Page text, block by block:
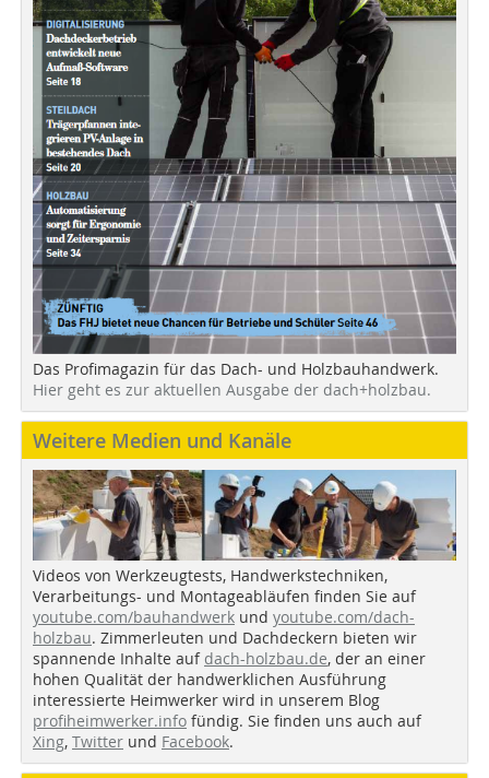
Das Profimagazin für das Dach- und Holzbauhandwerk.
Hier geht es zur aktuellen Ausgabe der dach+holzbau.
Weitere Medien und Kanäle
Videos von Werkzeugtests, Handwerkstechniken,
Verarbeitungs- und Montageabläufen finden Sie auf
youtube.com/bauhandwerk und youtube.com/dach-
holzbau. Zimmerleuten und Dachdeckern bieten wir
spannende Inhalte auf dach-holzbau.de, der an einer
hohen Qualität der handwerklichen Ausführung
interessierte Heimwerker wird in unserem Blog
profiheimwerker.info fündig. Sie finden uns auch auf
Xing, Twitter und Facebook.